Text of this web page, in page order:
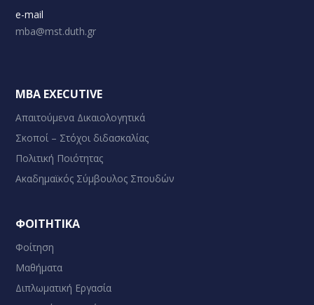
e-mail
mba@mst.duth.gr
MBA EXECUTIVE
Απαιτούμενα Δικαιολογητικά
Σκοποί – Στόχοι διδασκαλίας
Πολιτική Ποιότητας
Ακαδημαϊκός Σύμβουλος Σπουδών
ΦΟΙΤΗΤΙΚΑ
Φοίτηση
Μαθήματα
Διπλωματική Εργασία